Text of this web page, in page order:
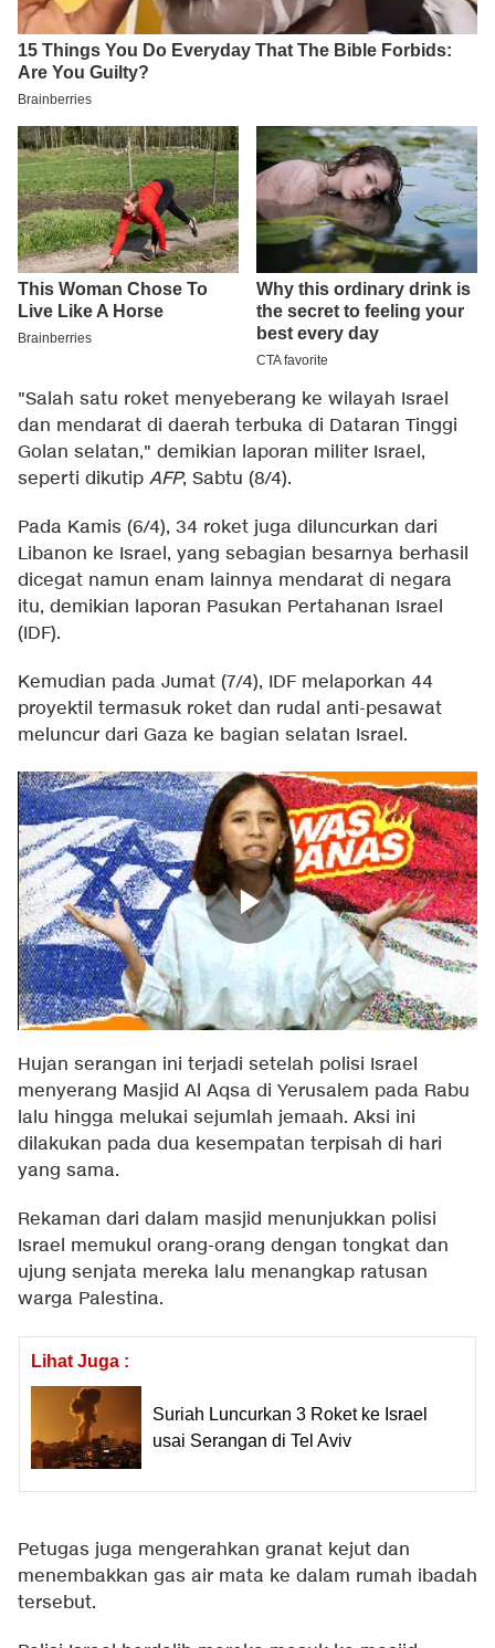
"Salah satu roket menyeberang ke wilayah Israel
dan mendarat di daerah terbuka di Dataran Tinggi
Golan selatan," demikian laporan militer Israel,
seperti dikutip AFP, Sabtu (8/4).
Pada Kamis (6/4), 34 roket juga diluncurkan dari
Libanon ke Israel, yang sebagian besarnya berhasil
dicegat namun enam lainnya mendarat di negara
itu, demikian laporan Pasukan Pertahanan Israel
(IDF).
Kemudian pada Jumat (7/4), IDF melaporkan 44
proyektil termasuk roket dan rudal anti-pesawat
meluncur dari Gaza ke bagian selatan Israel.
Hujan serangan ini terjadi setelah polisi Israel
menyerang Masjid Al Aqsa di Yerusalem pada Rabu
lalu hingga melukai sejumlah jemaah. Aksi ini
dilakukan pada dua kesempatan terpisah di hari
yang sama.
Rekaman dari dalam masjid menunjukkan polisi
Israel memukul orang-orang dengan tongkat dan
ujung senjata mereka lalu menangkap ratusan
warga Palestina.
Lihat Juga :
Suriah Luncurkan 3 Roket ke Israel
usai Serangan di Tel Aviv
Petugas juga mengerahkan granat kejut dan
menembakkan gas air mata ke dalam rumah ibadah
tersebut.